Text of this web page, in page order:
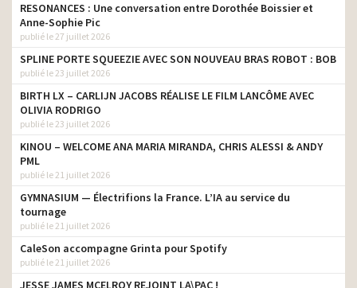
RESONANCES : Une conversation entre Dorothée Boissier et
Anne-Sophie Pic
publié le 27 juillet 2026
SPLINE PORTE SQUEEZIE AVEC SON NOUVEAU BRAS ROBOT : BOB
publié le 23 juillet 2026
BIRTH LX – CARLIJN JACOBS RÉALISE LE FILM LANCÔME AVEC
OLIVIA RODRIGO
publié le 23 juillet 2026
KINOU – WELCOME ANA MARIA MIRANDA, CHRIS ALESSI & ANDY
PML
publié le 21 juillet 2026
GYMNASIUM — Électrifions la France. L’IA au service du
tournage
publié le 21 juillet 2026
CaleSon accompagne Grinta pour Spotify
publié le 21 juillet 2026
JESSE JAMES MCELROY REJOINT LA\PAC !